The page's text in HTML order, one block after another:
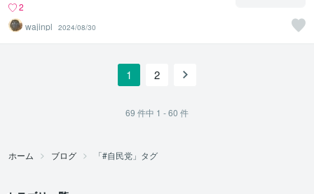
2
wajinpl
2024/08/30
1 2
69 件中 1 - 60 件
ホーム ブログ 「#自民党」タグ